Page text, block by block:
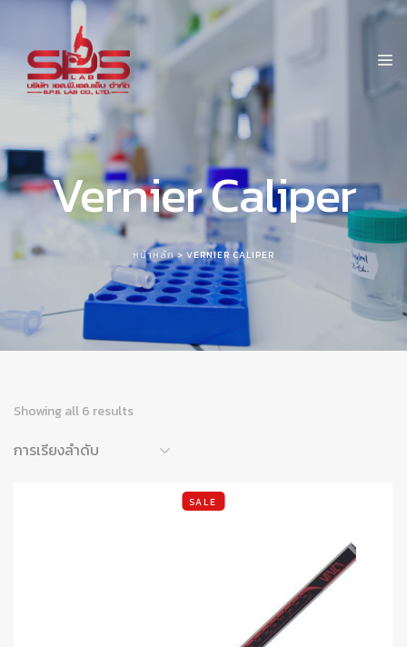
Vernier Caliper
หน้าหลัก> VERNIER CALIPER
Showing all 6 results
SALE